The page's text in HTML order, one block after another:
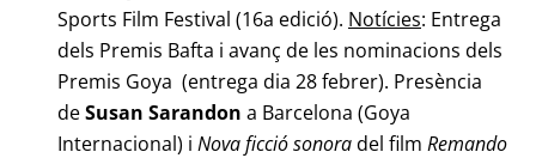
Sports Film Festival (16a edició). Notícies: Entrega
dels Premis Bafta i avanç de les nominacions dels
Premis Goya (entrega dia 28 febrer). Presència
deSusan Sarandon a Barcelona (Goya
Internacional) i Nova ficció sonoradel film Remando